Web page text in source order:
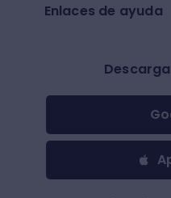
Enlaces de ayuda